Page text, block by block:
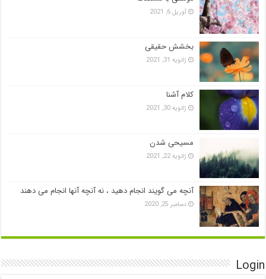
آوریل 6, 2021
بخشش حقیقی
ژانویه 31, 2021
کلام آشنا
ژانویه 30, 2021
مسیحی شدن
ژانویه 22, 2021
آنچه می گویند انجام دهید ، نه آنچه آنها انجام می دهند
دسامبر 25, 2020
Login